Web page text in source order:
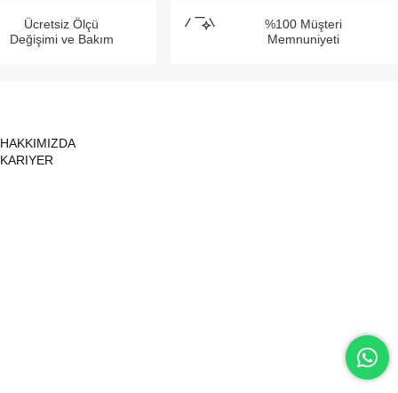
Ücretsiz Ölçü
Değişimi ve Bakım
%100 Müşteri
Memnuniyeti
HAKKIMIZDA
KARIYER